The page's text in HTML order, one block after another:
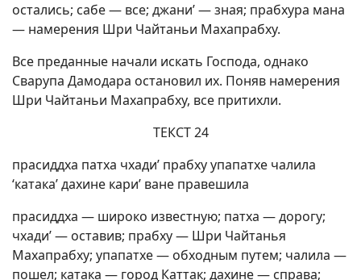
остались; сабе — все; джани’ — зная; прабхура мана
— намерения Шри Чайтаньи Махапрабху.
Все преданные начали искать Господа, однако
Сварупа Дамодара остановил их. Поняв намерения
Шри Чайтаньи Махапрабху, все притихли.
ТЕКСТ 24
прасиддха патха чхади’ прабху упапатхе чалила
‘катака’ дахине кари’ ване правешила
прасиддха — широко известную; патха — дорогу;
чхади’ — оставив; прабху — Шри Чайтанья
Махапрабху; упапатхе — обходным путем; чалила —
пошел; катака — город Каттак; дахине — справа;